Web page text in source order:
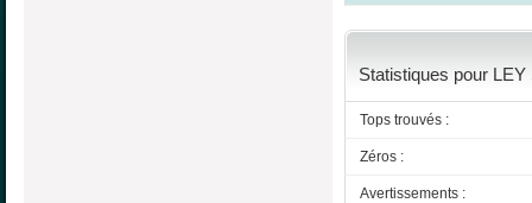
Statistiques pour
Tops trouvés :
Zéros :
Avertissements :